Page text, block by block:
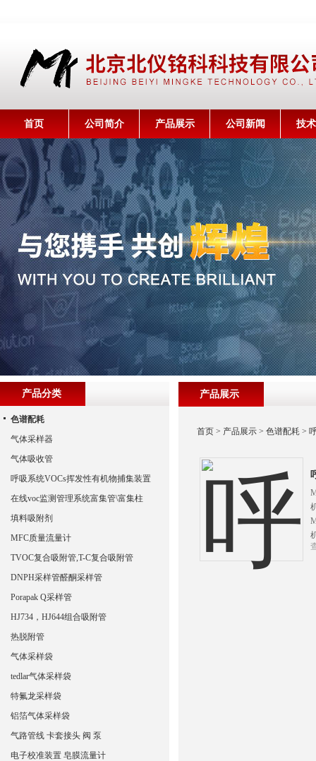
首页 公司简介 产品展示 公司新闻 技
产品展示
首页 > 产品展示 >色谱配耗 >
产品分类
色谱配耗
气体采样器
气体吸收管
呼吸系统VOCs挥发性有机物捕集装置
在线voc监测管理系统富集管\富集柱
填料吸附剂
MFC质量流量计
TVOC复合吸附管,T-C复合吸附管
DNPH采样管醛酮采样管
Porapak Q采样管
HJ734，HJ644组合吸附管
热脱附管
气体采样袋
tedlar气体采样袋
特氟龙采样袋
铝箔气体采样袋
气路管线 卡套接头 阀 泵
电子校准装置 皂膜流量计